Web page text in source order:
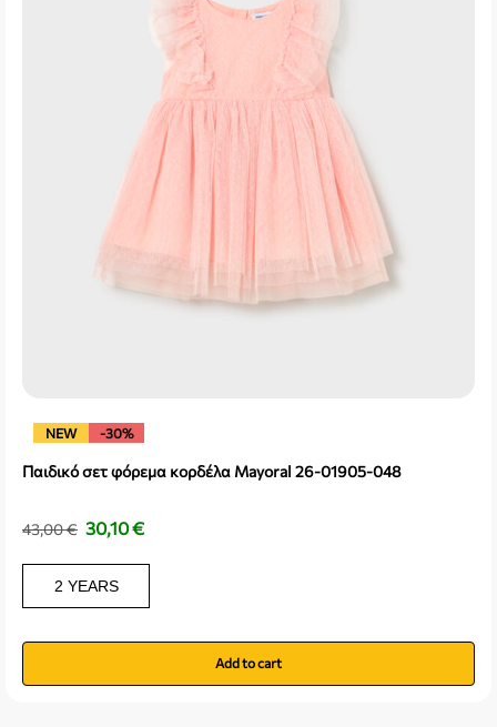
NEW -30%
Παιδικό σετ φόρεμα κορδέλα Mayoral 26-01905-048
43,00€ 30,10€
2 YEARS
Add to cart